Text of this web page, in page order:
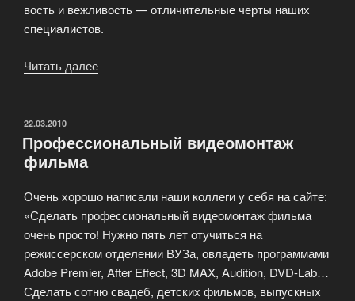
вость и вежливость — отличительные черты наших
специалистов.
Читать далее
именно
ОПУБЛИКОВАНО
22.03.2010
Профессиональный видеомонтаж
фильма
Очень хорошо написали наши коллеги у себя на сайте:
«Сделать профессиональный видеомонтаж фильма
очень просто! Нужно пять лет отучиться на
режиссерском отделении ВУЗа, овладеть программами
Adobe Premier, After Effect, 3D MAX, Audition, DVD-Lab…
Сделать сотню свадеб, детских фильмов, выпускных